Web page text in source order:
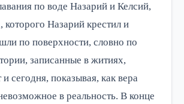
по воде Назарий и Келсий,
Назарий крестил и
по поверхности, словно по
записанные в житиях,
сегодня, показывая, как вера
в реальность. В конце